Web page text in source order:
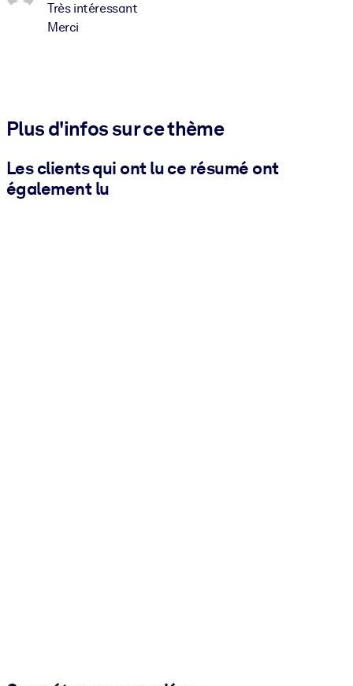
Très intéressant
Merci
Plus d'infos sur ce thème
Les clients qui ont lu ce résumé ont
également lu